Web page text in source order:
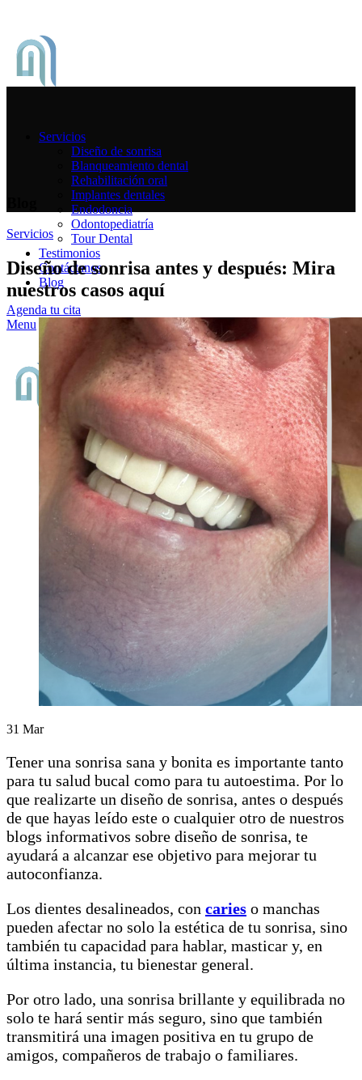
Servicios
Diseño de sonrisa
Blanqueamiento dental
Rehabilitación oral
Implantes dentales
Endodoncia
Odontopediatría
Tour Dental
Testimonios
Contáctanos
Blog
Agenda tu cita
Menu
Servicios
Diseño de sonrisa antes y después: Mira
nuestros casos aquí
31 Mar
Tener una sonrisa sana y bonita es importante tanto
para tu salud bucal como para tu autoestima. Por lo
que realizarte un diseño de sonrisa, antes o después
de que hayas leído este o cualquier otro de nuestros
blogs informativos sobre diseño de sonrisa, te
ayudará a alcanzar ese objetivo para mejorar tu
autoconfianza.
Los dientes desalineados, con caries o manchas
pueden afectar no solo la estética de tu sonrisa, sino
también tu capacidad para hablar, masticar y, en
última instancia, tu bienestar general.
Por otro lado, una sonrisa brillante y equilibrada no
solo te hará sentir más seguro, sino que también
transmitirá una imagen positiva en tu grupo de
amigos, compañeros de trabajo o familiares.